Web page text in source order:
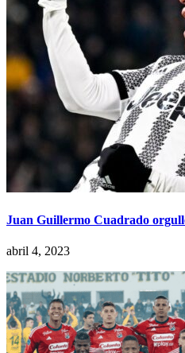
Juan Guillermo Cuadrado
abril 4, 2023